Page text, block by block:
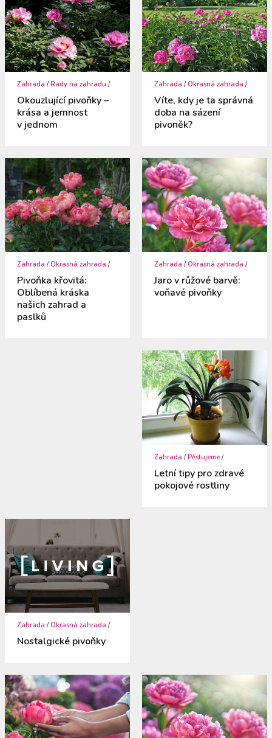
Zahrada /Rady na zahradu /
Okouzlující pivoňky –
krása a jemnost
v jednom
Zahrada /Okrasná zahrada /
Víte, kdy je ta správná
doba na sázení
pivoněk?
Zahrada /Okrasná zahrada /
Pivoňka křovitá:
Oblíbená kráska
našich zahrad a
paslků
Zahrada /Okrasná zahrada /
Jaro v růžové barvě:
voňavé pivoňky
Zahrada /Pěstujeme /
Letní tipy pro zdravé
pokojové rostliny
Zahrada /Okrasná zahrada /
Nostalgické pivoňky